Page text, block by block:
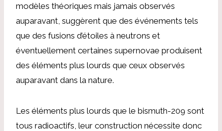
modèles théoriques mais jamais observés
auparavant, suggèrent que des événements tels
que des fusions d’étoiles à neutrons et
éventuellement certaines supernovae produisent
des éléments plus lourds que ceux observés
auparavant dans la nature.
Les éléments plus lourds que le bismuth-209 sont
tous radioactifs, leur construction nécessite donc